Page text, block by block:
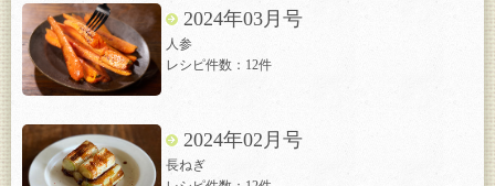
2024年03月号
人参
レシピ件数：12件
2024年02月号
長ねぎ